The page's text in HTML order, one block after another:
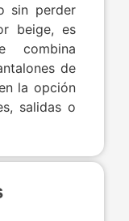
sin perder
beige, es
combina
de
la opción
salidas o